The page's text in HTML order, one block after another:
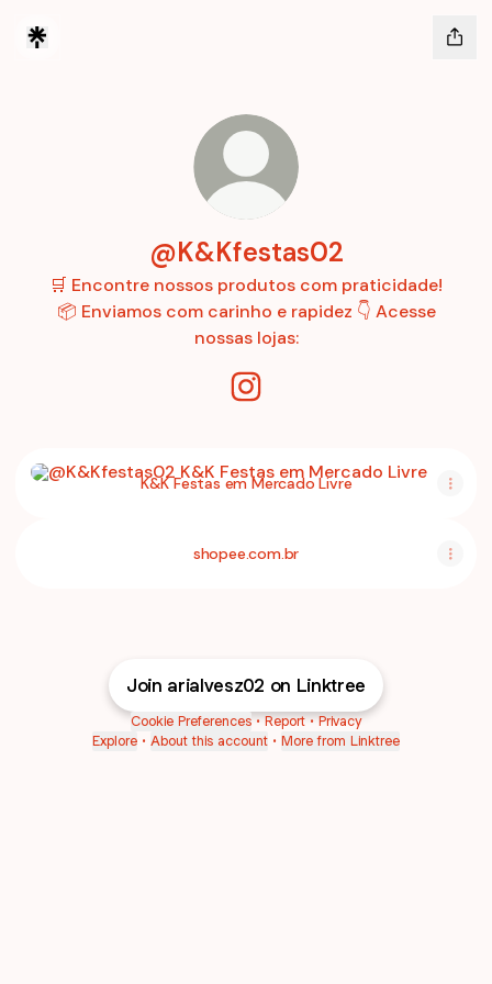
@K&Kfestas02
🛒 Encontre nossos produtos com praticidade!
📦 Enviamos com carinho e rapidez 👇 Acesse
nossas lojas:
K&K Festas em Mercado Livre
shopee.com.br
Join arialvesz02 on Linktree
Cookie Preferences • Report • Privacy
Explore • About this account • More from Linktree